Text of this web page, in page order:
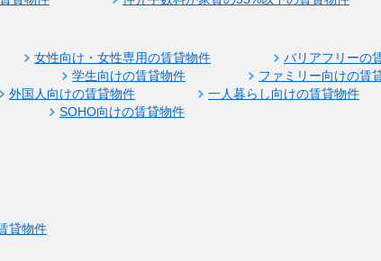
女性向け・女性専用の賃貸物件
バリアフリーの
学生向けの賃貸物件 ファミリー向けの賃
外国人向けの賃貸物件
一人暮らし向けの賃貸物件
SOHO向けの賃貸物件
貸物件